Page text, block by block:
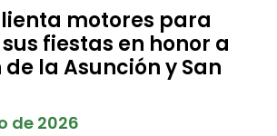
motores para
fiestas en honor a
la Asunción y San
de 2026